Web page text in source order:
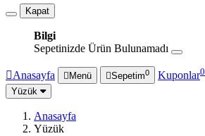
Kapat
Bilgi
Sepetinizde Ürün Bulunamadı
Anasayfa Menü Sepetim0 Kuponlar0
Yüzük
Anasayfa
Yüzük